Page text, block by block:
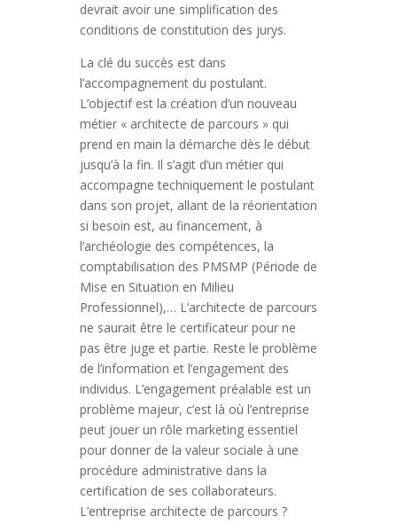
devrait avoir une simplification des
conditions de constitution des jurys.
La clé du succès est dans
l’accompagnement du postulant.
L’objectif est la création d’un nouveau
métier « architecte de parcours » qui
prend en main la démarche dès le début
jusqu’à la fin. Il s’agit d’un métier qui
accompagne techniquement le postulant
dans son projet, allant de la réorientation
si besoin est, au financement, à
l’archéologie des compétences, la
comptabilisation des PMSMP (Période de
Mise en Situation en Milieu
Professionnel),… L’architecte de parcours
ne saurait être le certificateur pour ne
pas être juge et partie. Reste le problème
de l’information et l’engagement des
individus. L’engagement préalable est un
problème majeur, c’est là où l’entreprise
peut jouer un rôle marketing essentiel
pour donner de la valeur sociale à une
procédure administrative dans la
certification de ses collaborateurs.
L’entreprise architecte de parcours ?